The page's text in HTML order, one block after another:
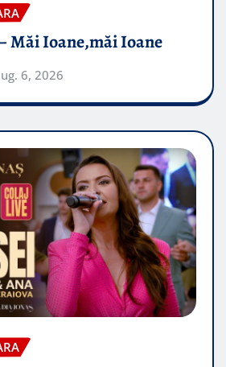
Măi Ioane,măi Ioane
6, 2026